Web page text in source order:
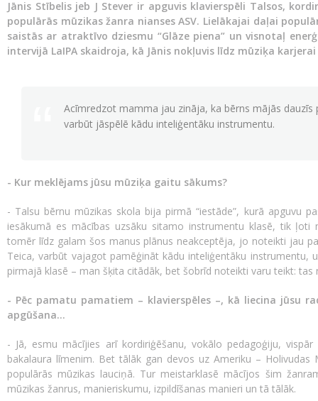
Jānis Stībelis jeb J Stever ir apguvis klavierspēli Talsos,
populārās mūzikas žanra nianses ASV. Lielākajai daļai
saistās ar atraktīvo dziesmu “Glāze piena” un visnotaļ
intervijā LaIPA skaidroja, kā Jānis nokļuvis līdz mūziķa
Acīmredzot mamma jau zināja, ka bērns mājās
varbūt jāspēlē kādu inteliģentāku instrumentu.
- Kur meklējams jūsu mūziķa gaitu sākums?
- Talsu bērnu mūzikas skola bija pirmā “iestāde”, kurā apguvu
iesākumā es mācības uzsāku sitamo instrumentu klasē, tik ļoti
tomēr līdz galam šos manus plānus neakceptēja, jo noteikti jau
Teica, varbūt vajagot pamēģināt kādu inteliģentāku instrumentu,
pirmajā klasē – man šķita citādāk, bet šobrīd noteikti varu teikt: tas
- Pēc pamatu pamatiem – klavierspēles –, kā liecina jūsu
apgūšana...
- Jā, esmu mācījies arī kordiriģēšanu, vokālo pedagoģiju,
bakalaura līmenim. Bet tālāk gan devos uz Ameriku – Holivudas
populārās mūzikas lauciņā. Tur meistarklasē mācījos šim
mūzikas žanrus, manieriskumu, izpildīšanas manieri un tā tālāk.